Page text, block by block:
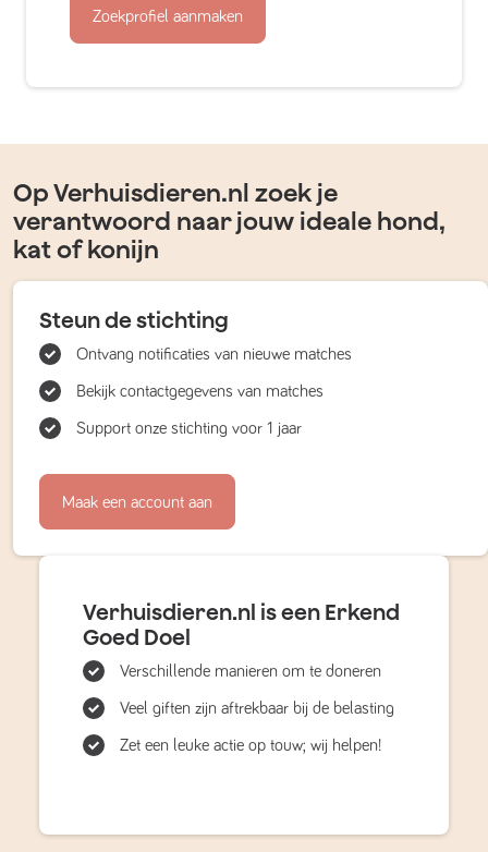
Zoekprofiel aanmaken
Op Verhuisdieren.nl zoek je
verantwoord naar jouw ideale hond,
kat of konijn
Steun de stichting
Ontvang notificaties van nieuwe matches
Bekijk contactgegevens van matches
Support onze stichting voor 1 jaar
Maak een account aan
Verhuisdieren.nl is een Erkend
Goed Doel
Verschillende manieren om te doneren
Veel giften zijn aftrekbaar bij de belasting
Zet een leuke actie op touw; wij helpen!